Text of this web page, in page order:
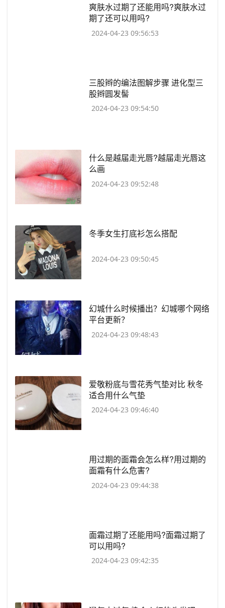
​爽肤水过期了还能用吗?爽肤水过
期了还可以用吗?
2024-04-23 09:56:53
​三股辫的编法图解步骤 进化型三
股辫圆发髻
2024-04-23 09:54:50
​什么是越届走光唇?越届走光唇这
么画
2024-04-23 09:52:48
​冬季女生打底衫怎么搭配
2024-04-23 09:50:45
​幻城什么时候播出？幻城哪个网络
平台更新？
2024-04-23 09:48:43
​爱敬粉底与雪花秀气垫对比 秋冬
适合用什么气垫
2024-04-23 09:46:40
​用过期的面霜会怎么样?用过期的
面霜有什么危害?
2024-04-23 09:44:38
​面霜过期了还能用吗?面霜过期了
可以用吗?
2024-04-23 09:42:35